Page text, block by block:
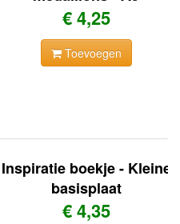
€ 4,25
Toevoegen
Inspiratie boekje - Kleine
basisplaat
€ 4,35